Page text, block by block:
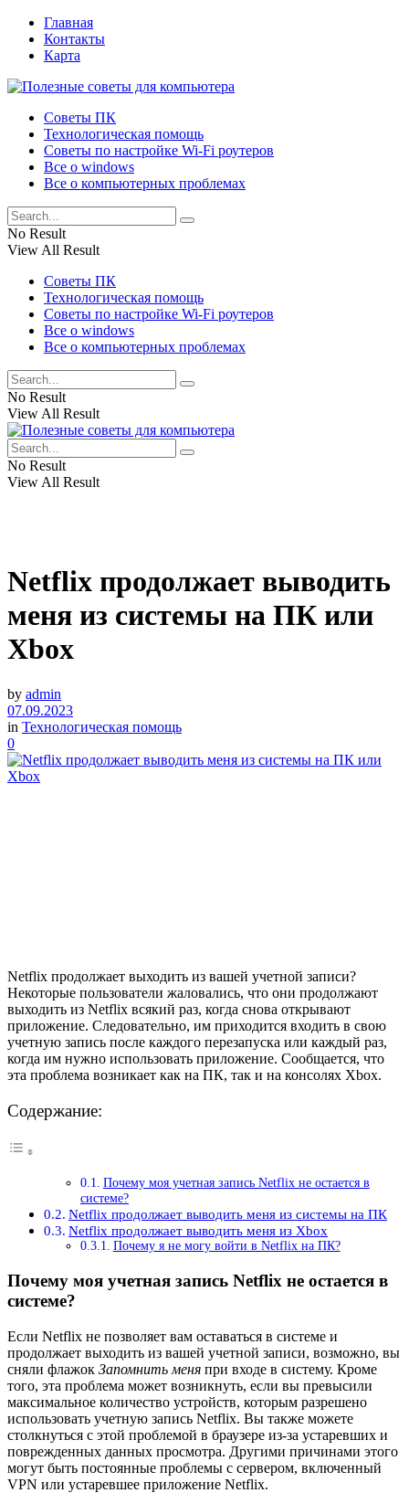
Главная
Контакты
Карта
Советы ПК
Технологическая помощь
Советы по настройке Wi-Fi роутеров
Все о windows
Все о компьютерных проблемах
No Result
View All Result
Советы ПК
Технологическая помощь
Советы по настройке Wi-Fi роутеров
Все о windows
Все о компьютерных проблемах
No Result
View All Result
No Result
View All Result
Netflix продолжает выводить
меня из системы на ПК или
Xbox
by admin
07.09.2023
in Технологическая помощь
0
Netflix продолжает выходить из вашей учетной записи?
Некоторые пользователи жаловались, что они продолжают
выходить из Netflix всякий раз, когда снова открывают
приложение. Следовательно, им приходится входить в свою
учетную запись после каждого перезапуска или каждый раз,
когда им нужно использовать приложение. Сообщается, что
эта проблема возникает как на ПК, так и на консолях Xbox.
Содержание:
Почему моя учетная запись Netflix не остается в
системе?
Netflix продолжает выводить меня из системы на ПК
Netflix продолжает выводить меня из Xbox
Почему я не могу войти в Netflix на ПК?
Почему моя учетная запись Netflix не остается в
системе?
Если Netflix не позволяет вам оставаться в системе и
продолжает выходить из вашей учетной записи, возможно, вы
сняли флажок Запомнить меня при входе в систему. Кроме
того, эта проблема может возникнуть, если вы превысили
максимальное количество устройств, которым разрешено
использовать учетную запись Netflix. Вы также можете
столкнуться с этой проблемой в браузере из-за устаревших и
поврежденных данных просмотра. Другими причинами этого
могут быть постоянные проблемы с сервером, включенный
VPN или устаревшее приложение Netflix.